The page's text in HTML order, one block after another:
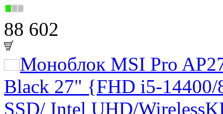
88 602
Моноблок MSI Pro
Black 27" {FHD i5-
SSD/ Intel UHD/